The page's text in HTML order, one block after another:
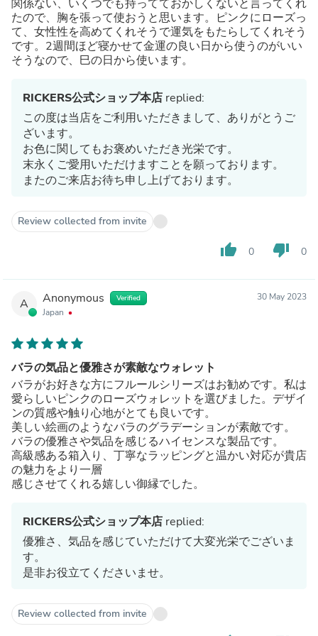
関係ない、いくつでも持ってておかしくないと言ってくれ
たので、胸を張って使おうと思います。ピンクにローズっ
て、女性性を高めてくれそうで運気をもたらしてくれそう
です。2週間ほど寝かせて金運の良い日から使うのがいい
そうなので、巳の日から使います。
RICKERS公式ショップ本店 replied:
この度は当店をご利用いただきまして、ありがとうご
ざいます。
お色に関してもお褒めいただき光栄です。
末永くご愛用いただけますことを願っております。
またのご来店お待ち申し上げております。
Review collected from invite
thumb_up 0 thumb_down 0
A Anonymous Verified
Japan
30 May 2023
バラの気品と優雅さが素敵なウォレット
バラがお好きな方にフルールシリーズはお勧めです。私は
愛らしいピンクのローズウォレットを選びました。デザイ
ンの質感や触り心地がとても良いです。
美しい絵画のようなバラのグラデーションが素敵です。
バラの優雅さや気品を感じるハイセンスな製品です。
高級感ある箱入り、丁寧なラッピングと温かい対応が貴店
の魅力をより一層
感じさせてくれる嬉しい御縁でした。
RICKERS公式ショップ本店 replied:
優雅さ、気品を感じていただけて大変光栄でございま
す。
是非お役立てくださいませ。
Review collected from invite